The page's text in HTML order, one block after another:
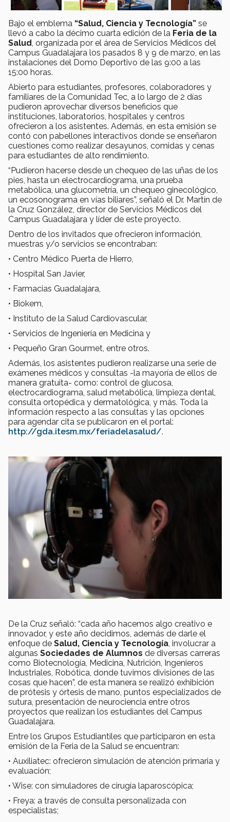
Bajo el emblema “Salud, Ciencia y Tecnología” se
llevó a cabo la décimo cuarta edición de la Feria de la
Salud , organizada por el área de Servicios Médicos del
Campus Guadalajara los pasados 8 y 9 de marzo, en las
instalaciones del Domo Deportivo de las 9:00 a las
15:00 horas.
Abierto para estudiantes, profesores, colaboradores y
familiares de la Comunidad Tec, a lo largo de 2 días
pudieron aprovechar diversos beneficios que
instituciones, laboratorios, hospitales y centros
ofrecieron a los asistentes. Además, en esta emisión se
contó con pabellones interactivos donde se enseñaron
cuestiones como realizar desayunos, comidas y cenas
para estudiantes de alto rendimiento.
“Pudieron hacerse desde un chequeo de las uñas de los
pies, hasta un electrocardiograma, una prueba
metabólica, una glucometría, un chequeo ginecológico,
un ecosonograma en vías biliares”, señaló el Dr. Martín de
la Cruz González, director de Servicios Médicos del
Campus Guadalajara y líder de este proyecto.
Dentro de los invitados que ofrecieron información,
muestras y/o servicios se encontraban:
• Centro Médico Puerta de Hierro,
• Hospital San Javier,
• Farmacias Guadalajara,
• Biokem,
• Instituto de la Salud Cardiovascular,
• Servicios de Ingeniería en Medicina y
• Pequeño Gran Gourmet, entre otros.
Además, los asistentes pudieron realizarse una serie de
exámenes médicos y consultas -la mayoría de ellos de
manera gratuita- como: control de glucosa,
electrocardiograma, salud metabólica, limpieza dental,
consulta ortopédica y dermatológica, y más. Toda la
información respecto a las consultas y las opciones
para agendar cita se publicaron en el portal:
http://gda.itesm.mx/feriadelasalud/.
De la Cruz señaló: “cada año hacemos algo creativo e
innovador, y este año decidimos, además de darle el
enfoque de Salud, Ciencia y Tecnología, involucrar a
algunas Sociedades de Alumnos de diversas carreras
como Biotecnología, Medicina, Nutrición, Ingenieros
Industriales, Robótica, donde tuvimos divisiones de las
cosas que hacen”, de esta manera se realizó exhibición
de prótesis y órtesis de mano, puntos especializados de
sutura, presentación de neurociencia entre otros
proyectos que realizan los estudiantes del Campus
Guadalajara.
Entre los Grupos Estudiantiles que participaron en esta
emisión de la Feria de la Salud se encuentran:
• Auxiliatec: ofrecieron simulación de atención primaria y
evaluación;
• Wise: con simuladores de cirugía laparoscópica;
• Freya: a través de consulta personalizada con
especialistas;